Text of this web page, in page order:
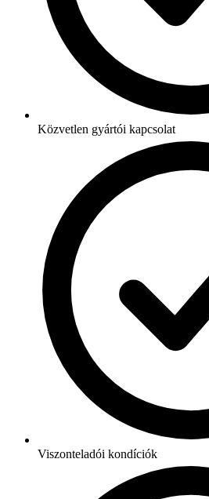
Közvetlen gyártói kapcsolat
Viszonteladói kondíciók